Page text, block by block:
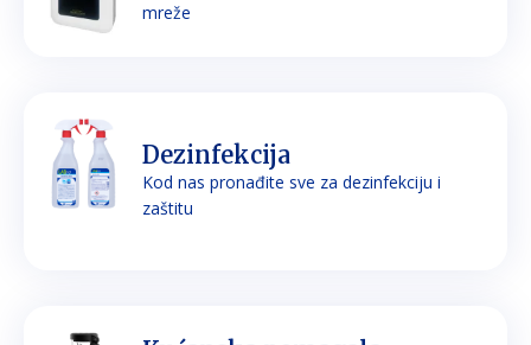
mreže
Dezinfekcija
Kod nas pronađite sve za dezinfekciju i
zaštitu